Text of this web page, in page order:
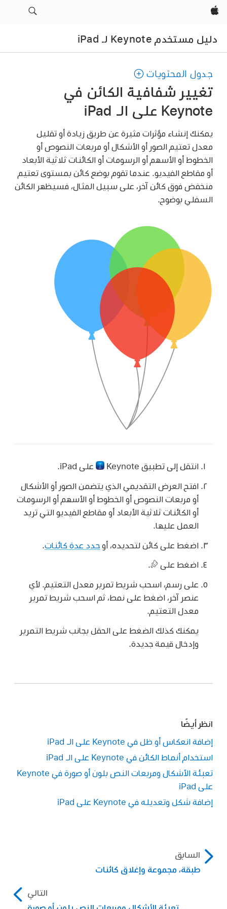
Apple‏
دليل مستخدم Keynote لـ iPad
جدول المحتويات
تغيير شفافية الكائن في
Keynote على الـ iPad
يمكنك إنشاء مؤثرات مثيرة عن طريق زيادة أو تقليل
معدل تعتيم الصور أو الأشكال أو مربعات النصوص أو
الخطوط أو الأسهم أو الرسومات أو الكائنات ثلاثية الأبعاد
أو مقاطع الفيديو. عندما تقوم بوضع كائن بمستوى تعتيم
منخفض فوق كائن آخر، على سبيل المثال، فسيظهر الكائن
السفلي بوضوح.
انتقل إلى تطبيق Keynote على iPad.
افتح العرض التقديمي الذي يتضمن الصور أو الأشكال
أو مربعات النصوص أو الخطوط أو الأسهم أو الرسومات
أو الكائنات ثلاثية الأبعاد أو مقاطع الفيديو التي تريد
العمل عليها.
اضغط على كائن لتحديده، أوحدد عدة كائنات
اضغط على .
على رسم، اسحب شريط تمرير معدل التعتيم. لأي
عنصر آخر، اضغط على نمط، ثم اسحب شريط تمرير
معدل التعتيم.
يمكنك كذلك الضغط على الحقل بجانب شريط التمرير
وإدخال قيمة جديدة.
انظر أيضًا
إضافة انعكاس أو ظل في Keynote على الـ iPad
استخدام أنماط الكائن في Keynote على الـ iPad
تعبئة الأشكال ومربعات النص بلون أو صورة في Keynote
على iPad
إضافة شكل وتعديله في Keynote على iPad
السابق
طبقة، مجموعة وإغلاق كائنات
التالي
تعبئة الأشكال ومربعات النص بلون أو صورة